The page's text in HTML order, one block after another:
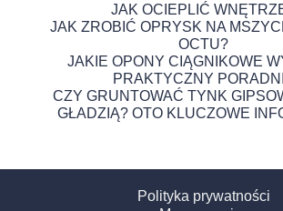
JAK OCIEPLIĆ
JAK ZROBIĆ OPRYSK NA
OCTU?
JAKIE OPONY CIĄGNIKOWE
PRAKTYCZNY
CZY GRUNTOWAĆ TYNK
GŁADZIĄ? OTO KLUCZOWE
Polityka prywatności